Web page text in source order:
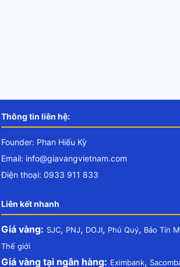
Thông tin liên hệ:
Founder: Phan Hiếu Kỳ
Email: info@giavangvietnam.com
Điện thoại: 0933 911 833
Liên kết nhanh
Giá vàng: SJC, PNJ, DOJI, Phú Quý, Bảo Tín
Thế giới
Giá vàng tại ngân hàng: Eximbank,